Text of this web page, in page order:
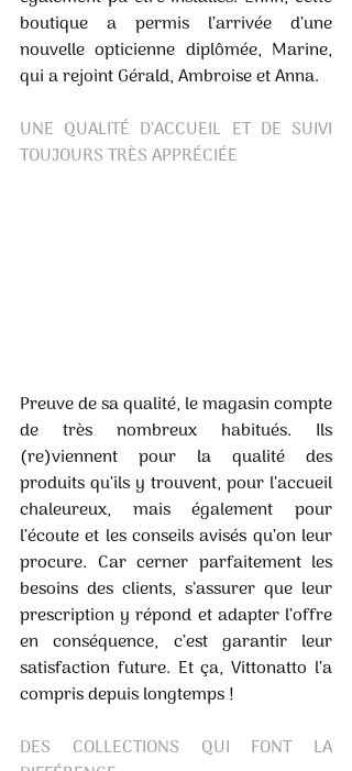
boutique a permis l’arrivée d’une
nouvelle opticienne diplômée, Marine,
qui a rejoint Gérald, Ambroise et Anna.
UNE QUALITÉ D’ACCUEIL ET DE SUIVI
TOUJOURS TRÈS APPRÉCIÉE
Preuve de sa qualité, le magasin compte
de très nombreux habitués. Ils
(re)viennent pour la qualité des
produits qu’ils y trouvent, pour l’accueil
chaleureux, mais également pour
l’écoute et les conseils avisés qu’on leur
procure. Car cerner parfaitement les
besoins des clients, s’assurer que leur
prescription y répond et adapter l’offre
en conséquence, c’est garantir leur
satisfaction future. Et ça, Vittonatto l’a
compris depuis longtemps !
DES COLLECTIONS QUI FONT LA